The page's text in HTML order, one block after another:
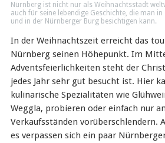
Nürnberg ist nicht nur als Weihnachtsstadt
auch für seine lebendige Geschichte, die man in
und in der Nürnberger Burg besichtigen kann.
In der Weihnachtszeit erreicht das
Nürnberg seinen Höhepunkt. Im
Adventsfeierlichkeiten steht der
jedes Jahr sehr gut besucht ist. Hier
kulinarische Spezialitäten wie
Weggla, probieren oder einfach nur
Verkaufsständen vorüberschlendern.
es verpassen sich ein paar